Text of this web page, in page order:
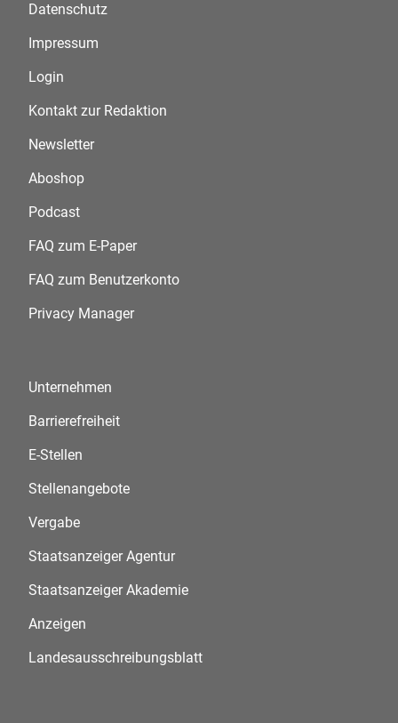
Datenschutz
Impressum
Login
Kontakt zur Redaktion
Newsletter
Aboshop
Podcast
FAQ zum E-Paper
FAQ zum Benutzerkonto
Privacy Manager
Unternehmen
Barrierefreiheit
E-Stellen
Stellenangebote
Vergabe
Staatsanzeiger Agentur
Staatsanzeiger Akademie
Anzeigen
Landesausschreibungsblatt